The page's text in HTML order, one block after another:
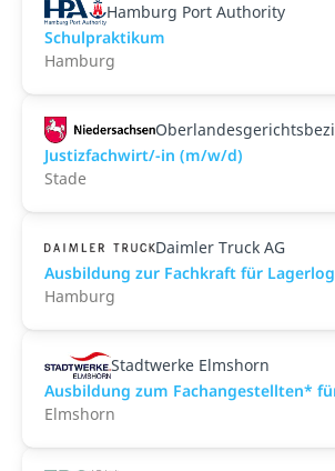
Hamburg Port Authority
Schulpraktikum
Hamburg
Justizfachwirt/-in (m/w/d)
Stade
Daimler Truck AG
Ausbildung zur Fachkraft für
Hamburg
Stadtwerke Elmshorn
Ausbildung zum Fachangestellten*
Elmshorn